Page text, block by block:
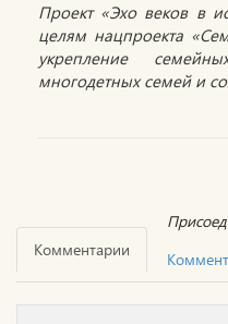
Проект «Эхо веков в
целям нацпроекта
укрепление
многодетных семей и
Комментарии